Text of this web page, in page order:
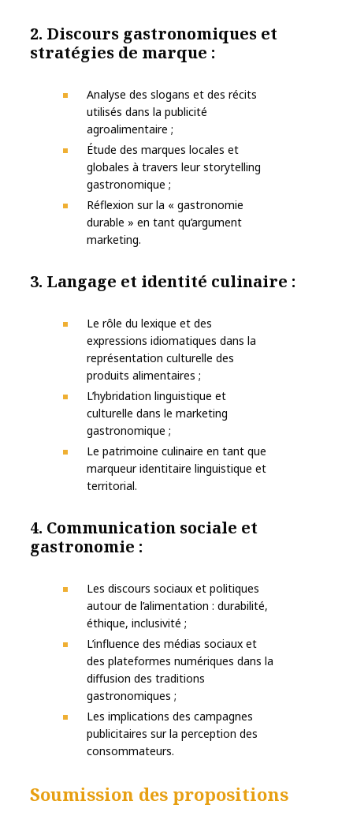
2. Discours gastronomiques et
stratégies de marque :
Analyse des slogans et des récits
utilisés dans la publicité
agroalimentaire ;
Étude des marques locales et
globales à travers leur storytelling
gastronomique ;
Réflexion sur la « gastronomie
durable » en tant qu’argument
marketing.
3. Langage et identité culinaire :
Le rôle du lexique et des
expressions idiomatiques dans la
représentation culturelle des
produits alimentaires ;
L’hybridation linguistique et
culturelle dans le marketing
gastronomique ;
Le patrimoine culinaire en tant que
marqueur identitaire linguistique et
territorial.
4. Communication sociale et
gastronomie :
Les discours sociaux et politiques
autour de l’alimentation : durabilité,
éthique, inclusivité ;
L’influence des médias sociaux et
des plateformes numériques dans la
diffusion des traditions
gastronomiques ;
Les implications des campagnes
publicitaires sur la perception des
consommateurs.
Soumission des propositions